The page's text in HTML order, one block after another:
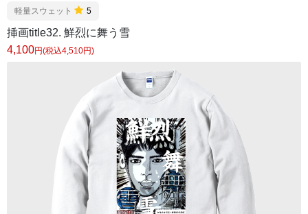
軽量スウェット 5
挿画title32. 鮮烈に舞う雪
4,100円(税込4,510円)